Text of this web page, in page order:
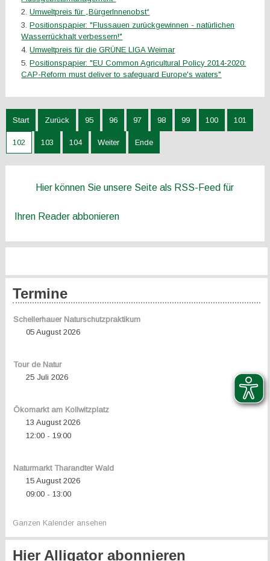
Umweltpreis für „BürgerInnenobst“
Positionspapier: "Flussauen zurückgewinnen - natürlichen
Wasserrückhalt verbessern!"
Umweltpreis für die GRÜNE LIGA Weimar
Positionspapier: "EU Common Agricultural Policy 2014-2020:
CAP-Reform must deliver to safeguard Europe's waters"
Start Zurück 95 96 97 98 99 100 101
102 103 104 Weiter Ende
Hier können Sie unsere Seite als RSS-Feed für
Ihren Reader abbonieren
Termine
Schellerhauer Naturschutzpraktikum
05 August 2026
Tour de Natur
25 Juli 2026
Ökomarkt am Kollwitzplatz
13 August 2026
12:00- 19:00
Naturmarkt Tharandter Wald
15 August 2026
09:00- 13:00
Ganzen Kalender ansehen
Hier Alligator abonnieren